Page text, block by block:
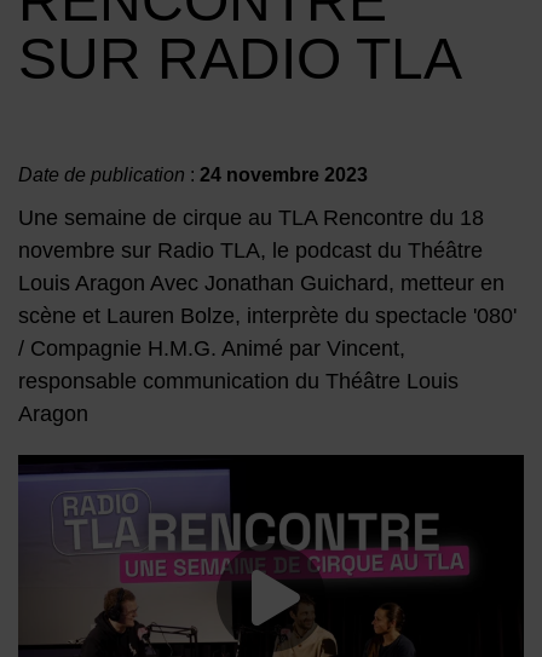
SUR RADIO TLA
Date de publication : 24 novembre 2023
Une semaine de cirque au TLA Rencontre du 18
novembre sur Radio TLA, le podcast du Théâtre
Louis Aragon Avec Jonathan Guichard, metteur en
scène et Lauren Bolze, interprète du spectacle '080'
/ Compagnie H.M.G. Animé par Vincent,
responsable communication du Théâtre Louis
Aragon